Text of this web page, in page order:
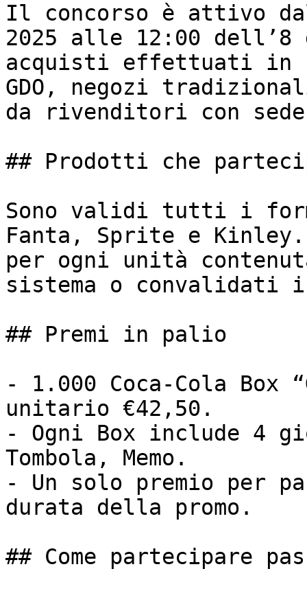
Il concorso è attivo
2025 alle 12:00 dell’8
acquisti effettuati in
GDO, negozi
da rivenditori con
## Prodotti che
Sono validi tutti i
Fanta, Sprite e
per ogni unità
sistema o convalidati
## Premi in palio
- 1.000 Coca‑Cola
unitario €42,50.
- Ogni Box include 4
Tombola, Memo.
- Un solo premio per
durata della promo.
## Come partecipare